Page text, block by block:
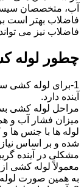
آب، متخصصان
فاضلاب بهتر است
فاضلاب نیز می
چطور لوله
1-برای لوله کشی
آینده دارد.
مراحل لوله کشی
میزان فشار آب و
لوله ها با جنس ها
شده و بر اساس
مشکلی در آینده
معمولاً لوله کشی
به همین صورت لوله